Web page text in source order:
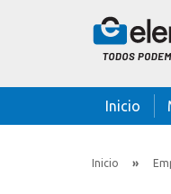
Inicio
Inicio